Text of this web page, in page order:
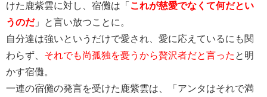
けた鹿紫雲に対し、宿儺は「 これが慈愛でなくて何だとい
うのだ」と言い放つことに。
自分達は強いというだけで愛され、愛に応えているにも関
わらず、 それでも尚孤独を憂うから贅沢者だと言った と明
かす宿儺。
一連の宿儺の発言を受けた鹿紫雲は、「アンタはそれで満